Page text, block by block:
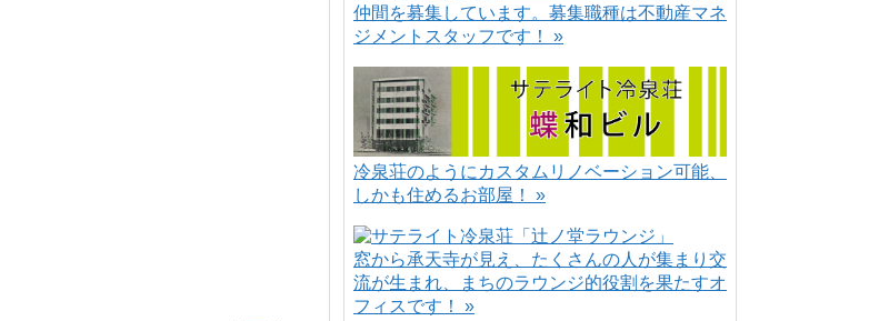
仲間を募集しています。募集職種は不動産マネ
ジメントスタッフです！ »
冷泉荘のようにカスタムリノベーション可能、
しかも住めるお部屋！ »
窓から承天寺が見え、たくさんの人が集まり交
流が生まれ、まちのラウンジ的役割を果たすオ
フィスです！ »